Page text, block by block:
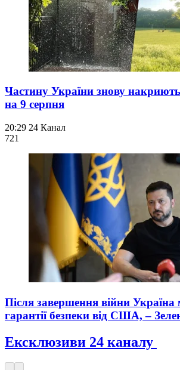
Частину України знову
на 9 серпня
20:29 24 Канал
721
Після завершення війни Україна
гарантії безпеки від США, –
Ексклюзиви 24 каналу